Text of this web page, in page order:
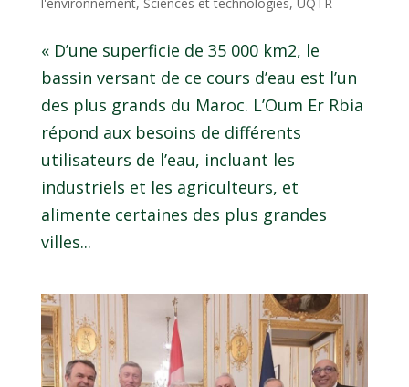
« D’une superficie de 35 000 km2, le
bassin versant de ce cours d’eau est l’un
des plus grands du Maroc. L’Oum Er Rbia
répond aux besoins de différents
utilisateurs de l’eau, incluant les
industriels et les agriculteurs, et
alimente certaines des plus grandes
villes...